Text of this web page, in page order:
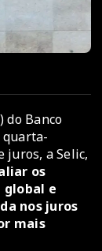
do Banco
quarta-
juros, a Selic,
os
global e
nos juros
mais